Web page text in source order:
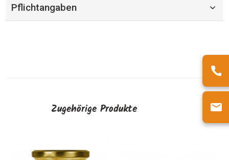
Pflichtangaben
Zugehörige Produkte